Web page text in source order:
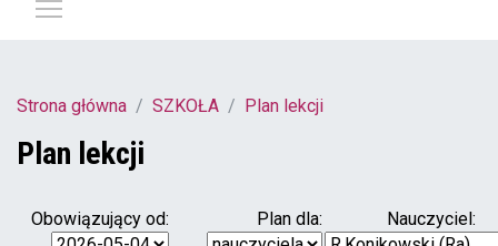
Strona główna SZKOŁA Plan lekcji
Plan lekcji
Obowiązujący od: Plan dla: Nauczyciel: